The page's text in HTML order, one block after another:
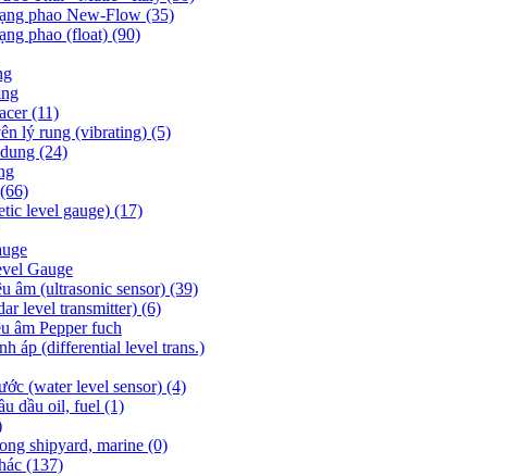
phao New-Flow (35)
phao (float) (90)
(11)
lý rung (vibrating) (5)
(24)
(66)
level gauge) (17)
Gauge
âm (ultrasonic sensor) (39)
level transmitter) (6)
âm Pepper fuch
áp (differential level trans.)
(water level sensor) (4)
dầu oil, fuel (1)
shipyard, marine (0)
(137)